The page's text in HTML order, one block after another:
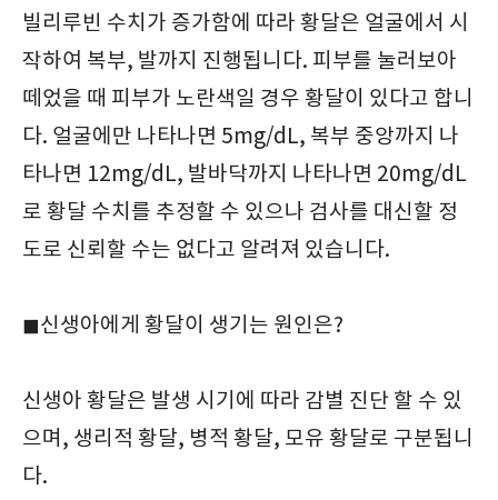
빌리루빈 수치가 증가함에 따라 황달은 얼굴에서 시
작하여 복부, 발까지 진행됩니다. 피부를 눌러보아
떼었을 때 피부가 노란색일 경우 황달이 있다고 합니
다. 얼굴에만 나타나면 5mg/dL, 복부 중앙까지 나
타나면 12mg/dL, 발바닥까지 나타나면 20mg/dL
로 황달 수치를 추정할 수 있으나 검사를 대신할 정
도로 신뢰할 수는 없다고 알려져 있습니다.
◼︎신생아에게 황달이 생기는 원인은?
신생아 황달은 발생 시기에 따라 감별 진단 할 수 있
으며, 생리적 황달, 병적 황달, 모유 황달로 구분됩니
다.